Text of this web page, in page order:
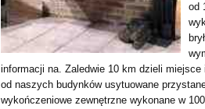
od
informacji na. Zaledwie 10 km dzieli
od naszych budynków usytuowane
wykończeniowe zewnętrzne wykonane w